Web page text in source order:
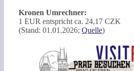
Kronen Umrechner:
1 EUR entspricht ca. 24,17 CZK
(Stand: 01.01.2026; Quelle)